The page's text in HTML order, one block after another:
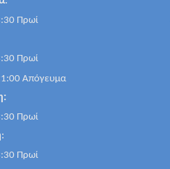
Πρωί
Πρωί
Απόγευμα
Πρωί
:
Πρωί